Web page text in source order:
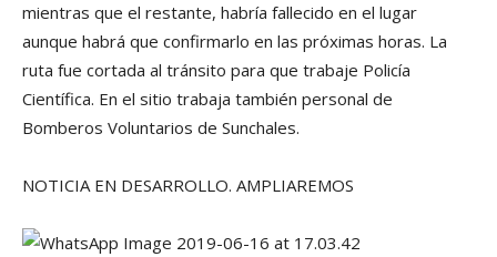
mientras que el restante, habría fallecido en el lugar
aunque habrá que confirmarlo en las próximas horas. La
ruta fue cortada al tránsito para que trabaje Policía
Científica. En el sitio trabaja también personal de
Bomberos Voluntarios de Sunchales.
NOTICIA EN DESARROLLO. AMPLIAREMOS